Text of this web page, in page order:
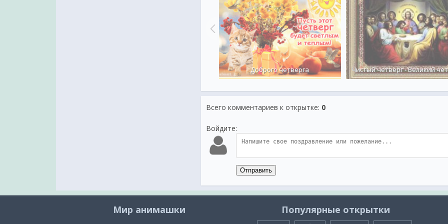
Доброго четверга Чистый четверг - Великий
Всего комментариев к открытке: 0
Войдите:
Отправить
Мир анимашки Популярные открытки